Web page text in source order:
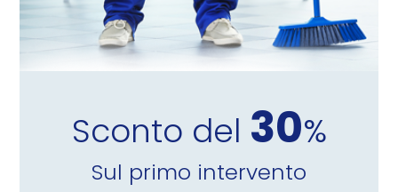
Sconto del 30%
Sul primo intervento